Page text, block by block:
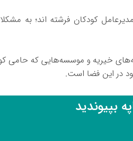
کودکان فرشته اند؛ به
خیریه و موسسه‌هایی که حامی
در این فضا است.
بپیوندید